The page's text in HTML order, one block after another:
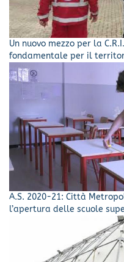
Un nuovo mezzo per la
fondamentale per il
A.S. 2020-21: Città
l’apertura delle scuole